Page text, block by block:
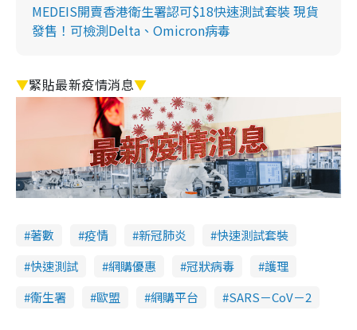
MEDEIS開賣香港衛生署認可$18快速測試套裝 現貨
發售！可檢測Delta、Omicron病毒
▼緊貼最新疫情消息▼
著數 疫情 新冠肺炎
快速測試套裝
快速測試
網購優惠 冠狀病毒
護理
衞生署
歐盟 網購平台 SARS－CoV－2